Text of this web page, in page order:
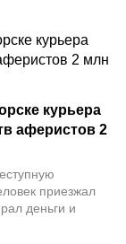
курьера
аферистов 2
приезжал
деньги и